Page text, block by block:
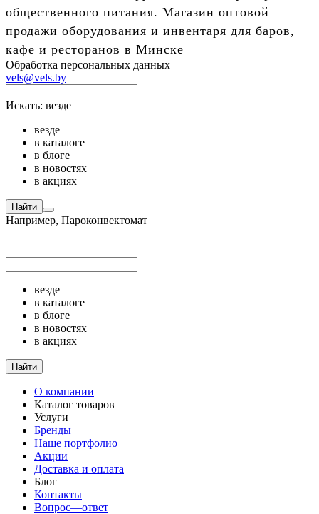
общественного питания. Магазин оптовой
продажи оборудования и инвентаря для баров,
кафе и ресторанов в Минске
Обработка персональных данных
vels@vels.by
Искать: везде
везде
в каталоге
в блоге
в новостях
в акциях
Найти
Например, Пароконвектомат
везде
в каталоге
в блоге
в новостях
в акциях
Найти
О компании
Каталог товаров
Услуги
Бренды
Наше портфолио
Акции
Доставка и оплата
Блог
Контакты
Вопрос—ответ